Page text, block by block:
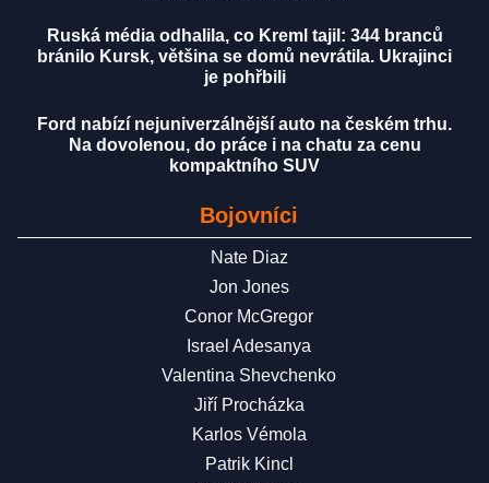
Ruská média odhalila, co Kreml tajil: 344 branců
bránilo Kursk, většina se domů nevrátila. Ukrajinci
je pohřbili
Ford nabízí nejuniverzálnější auto na českém trhu.
Na dovolenou, do práce i na chatu za cenu
kompaktního SUV
Bojovníci
Nate Diaz
Jon Jones
Conor McGregor
Israel Adesanya
Valentina Shevchenko
Jiří Procházka
Karlos Vémola
Patrik Kincl